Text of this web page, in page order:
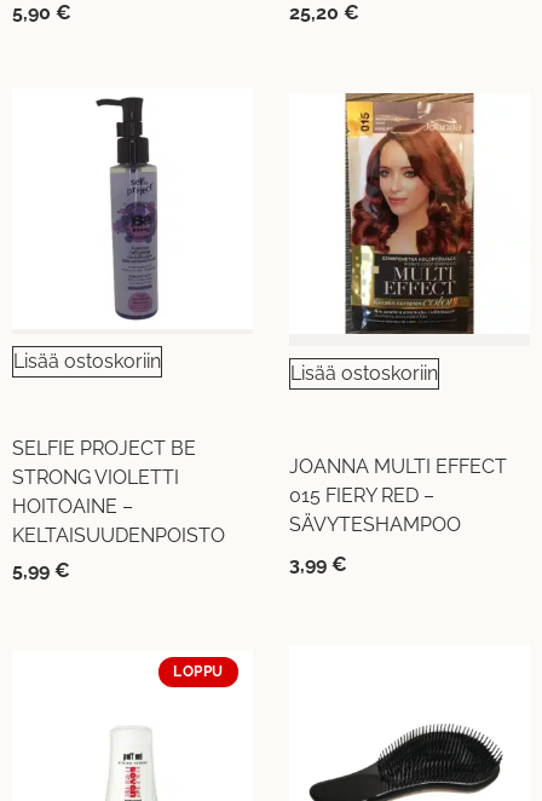
5,90 €
25,20 €
Lisää ostoskoriin
SELFIE PROJECT BE
STRONG VIOLETTI
HOITOAINE –
KELTAISUUDENPOISTO
5,99 €
Lisää ostoskoriin
JOANNA MULTI EFFECT
015 FIERY RED –
SÄVYTESHAMPOO
3,99 €
LOPPU